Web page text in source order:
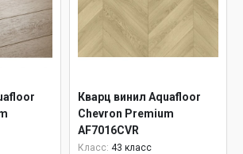
Кварц винил Aquafloor
Chevron Premium
AF7016CVR
Класс: 43 класс